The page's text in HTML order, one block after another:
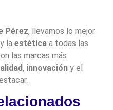
Pérez, llevamos lo mejor
y laestética a todas las
las marcas más
, innovación y el